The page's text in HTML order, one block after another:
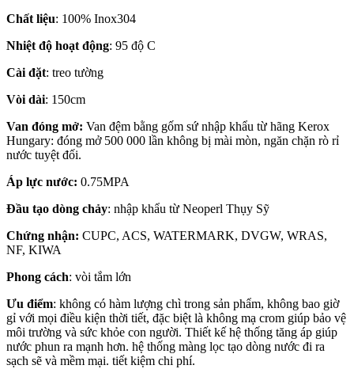
Chất liệu: 100% Inox304
Nhiệt độ hoạt động: 95 độ C
Cài đặt: treo tường
Vòi dài: 150cm
Van đóng mở: Van đệm bằng gốm sứ nhập khẩu từ hãng Kerox
Hungary: đóng mở 500 000 lần không bị mài mòn, ngăn chặn rò rỉ
nước tuyệt đối.
Áp lực nước: 0.75MPA
Đầu tạo dòng chảy: nhập khẩu từ Neoperl Thụy Sỹ
Chứng nhận: CUPC, ACS, WATERMARK, DVGW, WRAS,
NF, KIWA
Phong cách: vòi tắm lớn
Ưu điểm: không có hàm lượng chì trong sản phẩm, không bao giờ
gỉ với mọi điều kiện thời tiết, đặc biệt là không mạ crom giúp bảo vệ
môi trường và sức khỏe con người. Thiết kế hệ thống tăng áp giúp
nước phun ra mạnh hơn. hệ thống màng lọc tạo dòng nước đi ra
sạch sẽ và mềm mại. tiết kiệm chi phí.